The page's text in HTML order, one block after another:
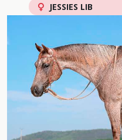
JESSIES LIB